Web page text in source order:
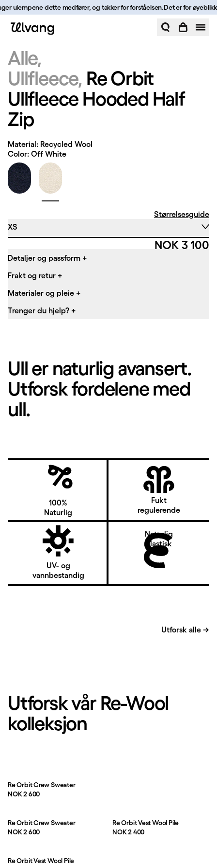
Hopp til innhold
ulempene dette medfører, og takker for forståelsen.Det er for
Alle
Ullfleece Re Orbit
Ullfleece Hooded Half
Zip
Material: Recycled Wool
Color: Off White
Størrelsesguide
XS
Pris:
NOK 3 100
Detaljer og passform +
Frakt og retur +
Materialer og pleie +
Trenger du hjelp? +
Ull er naturlig avansert.
Utforsk fordelene med
ull.
100%
Naturlig
Fukt
regulerende
UV- og
vannbestandig
Naturlig
elastisk
Utforsk alle →
Utforsk vår Re-Wool
kolleksjon
Re Orbit Crew Sweater
Pris:
NOK 2 600
Re Orbit Crew Sweater
Pris:
NOK 2 600
Re Orbit Vest Wool Pile
Pris:
NOK 2 400
Re Orbit Vest Wool Pile